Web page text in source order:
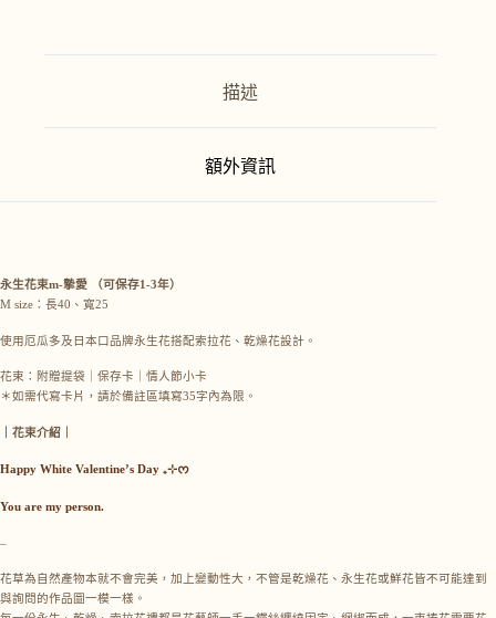
描述
額外資訊
永生花束m-摯愛 （可保存1-3年）
M size：長40、寬25
使用厄瓜多及日本口品牌永生花搭配索拉花、乾燥花設計。
花束：附贈提袋｜保存卡｜情人節小卡
＊如需代寫卡片，請於備註區填寫35字內為限。
｜花束介紹｜
Happy White Valentine’s Day ₊⊹ᰔ
You are my person.
–
花草為自然產物本就不會完美，加上變動性大，不管是乾燥花、永生花或鮮花皆不可能達到
與詢問的作品圖一模一樣。